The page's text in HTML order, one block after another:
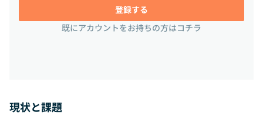
登録する
既にアカウントをお持ちの方はコチラ
現状と課題